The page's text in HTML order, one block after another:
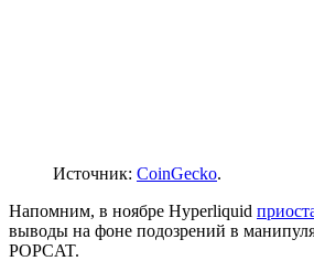
Источник: CoinGecko.
Напомним, в ноябре Hyperliquid
выводы на фоне подозрений в
POPCAT.